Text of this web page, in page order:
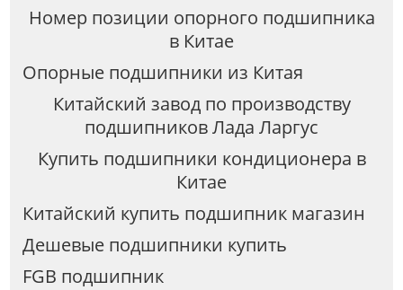
Номер позиции опорного подшипника
в Китае
Опорные подшипники из Китая
Китайский завод по производству
подшипников Лада Ларгус
Купить подшипники кондиционера в
Китае
Китайский купить подшипник магазин
Дешевые подшипники купить
FGB подшипник